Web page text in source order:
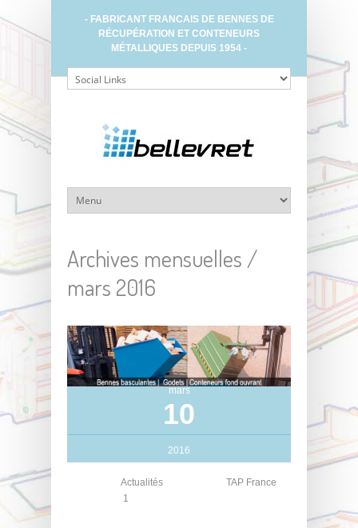
- FABRICANT FRANCAIS DE BENNES DE
RÉCUPÉRATION ET CONTENEURS
MÉTALLIQUES DEPUIS 1954 -
Archives mensuelles /
mars 2016
mars
10
2016
Actualités
TAP France
1